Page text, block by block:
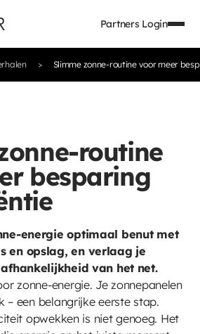
Partners Login
Slimme zonne-routine voor meer
routine
besparing
energie optimaal benut met
en opslag, en verlaag je
van het net.
zonne-energie. Je zonnepanelen
– een belangrijke eerste stap.
opwekken is niet genoeg. Het